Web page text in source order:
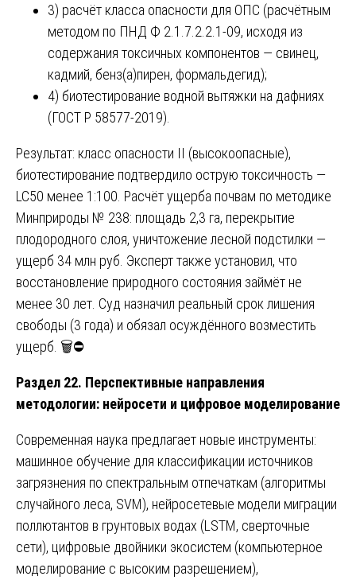
3) расчёт класса опасности для ОПС (расчётным
методом по ПНД Ф 2.1.7.2.2.1-09, исходя из
содержания токсичных компонентов — свинец,
кадмий, бенз(а)пирен, формальдегид);
4) биотестирование водной вытяжки на дафниях
(ГОСТ Р 58577-2019).
Результат: класс опасности II (высокоопасные),
биотестирование подтвердило острую токсичность —
LC50 менее 1:100. Расчёт ущерба почвам по методике
Минприроды № 238: площадь 2,3 га, перекрытие
плодородного слоя, уничтожение лесной подстилки —
ущерб 34 млн руб. Эксперт также установил, что
восстановление природного состояния займёт не
менее 30 лет. Суд назначил реальный срок лишения
свободы (3 года) и обязал осуждённого возместить
ущерб. 🗑️⛔
Раздел 22. Перспективные направления
методологии: нейросети и цифровое моделирование
Современная наука предлагает новые инструменты:
машинное обучение для классификации источников
загрязнения по спектральным отпечаткам (алгоритмы
случайного леса, SVM), нейросетевые модели миграции
поллютантов в грунтовых водах (LSTM, сверточные
сети), цифровые двойники экосистем (компьютерное
моделирование с высоким разрешением),